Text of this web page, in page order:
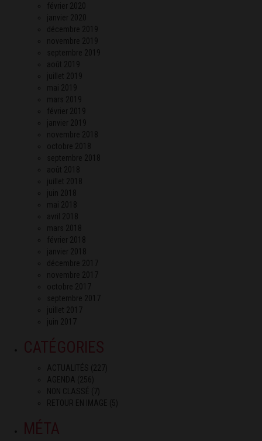
février 2020
janvier 2020
décembre 2019
novembre 2019
septembre 2019
août 2019
juillet 2019
mai 2019
mars 2019
février 2019
janvier 2019
novembre 2018
octobre 2018
septembre 2018
août 2018
juillet 2018
juin 2018
mai 2018
avril 2018
mars 2018
février 2018
janvier 2018
décembre 2017
novembre 2017
octobre 2017
septembre 2017
juillet 2017
juin 2017
CATÉGORIES
ACTUALITÉS
(227)
AGENDA (256)
NON CLASSÉ (7)
RETOUR EN IMAGE (5)
MÉTA